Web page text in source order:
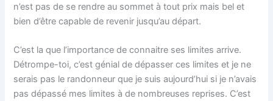
n’est pas de se rendre au sommet à tout prix mais bel et
bien d’être capable de revenir jusqu’au départ.
C’est la que l’importance de connaitre ses limites arrive.
Détrompe-toi, c’est génial de dépasser ces limites et je ne
serais pas le randonneur que je suis aujourd’hui si je n’avais
pas dépassé mes limites à de nombreuses reprises. C’est